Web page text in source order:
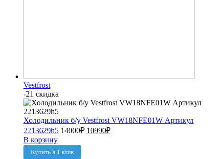
Vestfrost
-21 скидка
Холодильник б/у Vestfrost VW18NFE01W Артикул
2213629h5 14000₽ 10990₽
В корзину
Купить в 1 клик